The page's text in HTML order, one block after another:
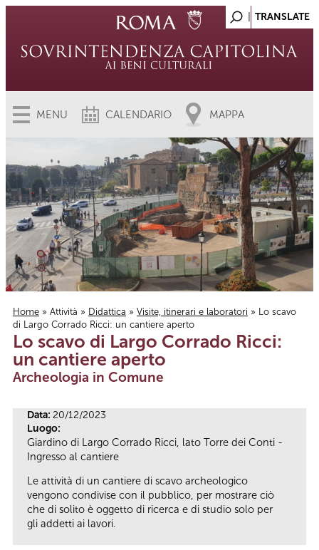
MENU CALENDARIO MAPPA
Tu sei qui
Home » Attività » Didattica » Visite, itinerari e laboratori » Lo scavo
di Largo Corrado Ricci: un cantiere aperto
Lo scavo di Largo Corrado Ricci:
un cantiere aperto
Archeologia in Comune
Data: 20/12/2023
Luogo:
Giardino di Largo Corrado Ricci, lato Torre dei Conti -
Ingresso al cantiere
Le attività di un cantiere di scavo archeologico
vengono condivise con il pubblico, per mostrare ciò
che di solito è oggetto di ricerca e di studio solo per
gli addetti ai lavori.